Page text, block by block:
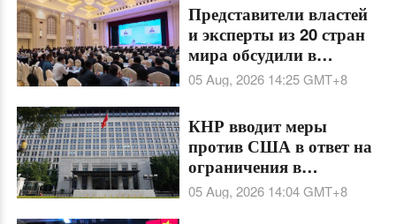
Представители властей
и эксперты из 20 стран
мира обсудили в
Синьцзяне новые
террористические
угрозы
05 Aug, 2026 14:25GMT+8
КНР вводит меры
против США в ответ на
ограничения в
отношении китайских
организаций
05 Aug, 2026 14:04GMT+8